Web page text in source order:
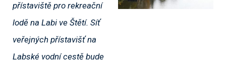
přístaviště pro rekreační
lodě na Labi ve Štětí. Síť
veřejných přístavišť na
Labské vodní cestě bude